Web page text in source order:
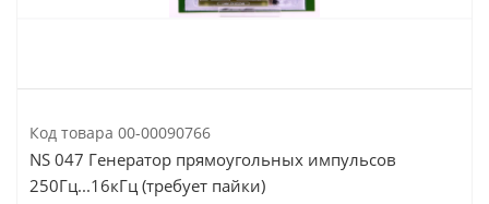
Код товара 00-00090766
NS 047 Генератор прямоугольных импульсов
250Гц...16кГц (требует пайки)